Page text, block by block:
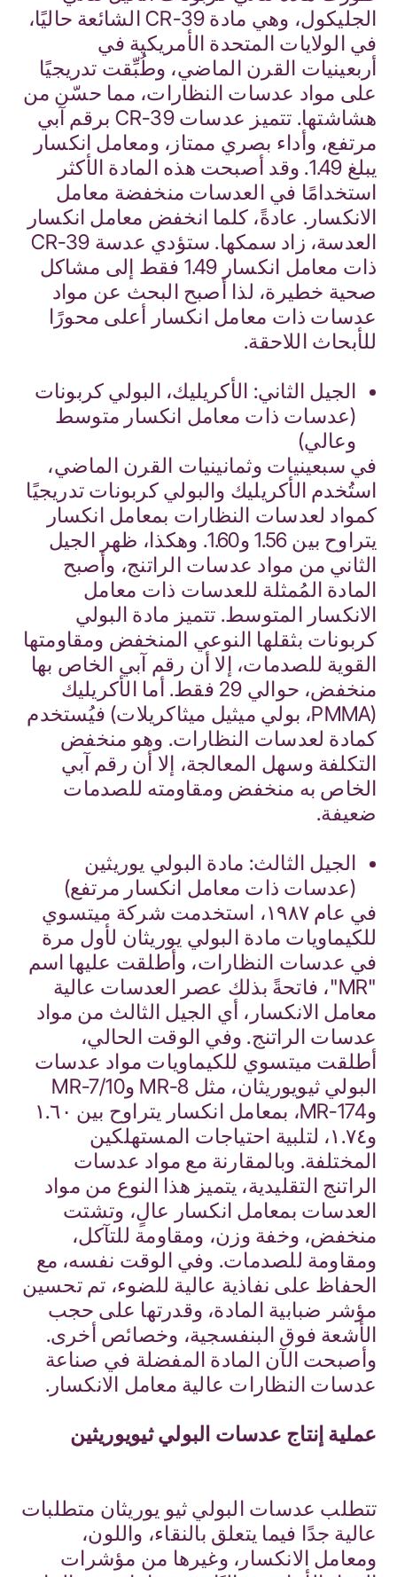
الجليكول، وهي مادة CR-39 الشائعة حاليًا،
في الولايات المتحدة الأمريكية في
أربعينيات القرن الماضي، وطُبِّقت تدريجيًا
على مواد عدسات النظارات، مما حسّن من
هشاشتها. تتميز عدسات CR-39 برقم آبي
مرتفع، وأداء بصري ممتاز، ومعامل انكسار
يبلغ 1.49. وقد أصبحت هذه المادة الأكثر
استخدامًا في العدسات منخفضة معامل
الانكسار. عادةً، كلما انخفض معامل انكسار
العدسة، زاد سمكها. ستؤدي عدسة CR-39
ذات معامل انكسار 1.49 فقط إلى مشاكل
صحية خطيرة، لذا أصبح البحث عن مواد
عدسات ذات معامل انكسار أعلى محورًا
للأبحاث اللاحقة.
الجيل الثاني: الأكريليك، البولي كربونات
(عدسات ذات معامل انكسار متوسط
وعالي)
في سبعينيات وثمانينيات القرن الماضي،
استُخدم الأكريليك والبولي كربونات تدريجيًا
كمواد لعدسات النظارات بمعامل انكسار
يتراوح بين 1.56 و1.60. وهكذا، ظهر الجيل
الثاني من مواد عدسات الراتنج، وأصبح
المادة المُمثلة للعدسات ذات معامل
الانكسار المتوسط. تتميز مادة البولي
كربونات بثقلها النوعي المنخفض ومقاومتها
القوية للصدمات، إلا أن رقم آبي الخاص بها
منخفض، حوالي 29 فقط. أما الأكريليك
(PMMA، بولي ميثيل ميثاكريلات) فيُستخدم
كمادة لعدسات النظارات. وهو منخفض
التكلفة وسهل المعالجة، إلا أن رقم آبي
الخاص به منخفض ومقاومته للصدمات
ضعيفة.
الجيل الثالث: مادة البولي يوريثين
(عدسات ذات معامل انكسار مرتفع)
في عام ١٩٨٧، استخدمت شركة ميتسوي
للكيماويات مادة البولي يوريثان لأول مرة
في عدسات النظارات، وأطلقت عليها اسم
"MR"، فاتحةً بذلك عصر العدسات عالية
معامل الانكسار، أي الجيل الثالث من مواد
عدسات الراتنج. وفي الوقت الحالي،
أطلقت ميتسوي للكيماويات مواد عدسات
البولي ثيويوريثان، مثل MR-8 وMR-7/10
وMR-174، بمعامل انكسار يتراوح بين ١.٦٠
و١.٧٤، لتلبية احتياجات المستهلكين
المختلفة. وبالمقارنة مع مواد عدسات
الراتنج التقليدية، يتميز هذا النوع من مواد
العدسات بمعامل انكسار عالٍ، وتشتت
منخفض، وخفة وزن، ومقاومة للتآكل،
ومقاومة للصدمات. وفي الوقت نفسه، مع
الحفاظ على نفاذية عالية للضوء، تم تحسين
مؤشر ضبابية المادة، وقدرتها على حجب
الأشعة فوق البنفسجية، وخصائص أخرى.
وأصبحت الآن المادة المفضلة في صناعة
عدسات النظارات عالية معامل الانكسار.
عملية إنتاج عدسات البولي ثيويوريثين
تتطلب عدسات البولي ثيو يوريثان متطلبات
عالية جدًا فيما يتعلق بالنقاء، واللون،
ومعامل الانكسار، وغيرها من مؤشرات